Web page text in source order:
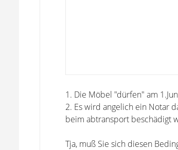
1. Die Möbel "dürfen" am
2. Es wird angelich ein Notar
beim abtransport beschädigt
Tja, muß Sie sich diesen